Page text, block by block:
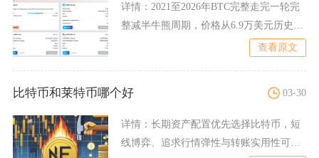
详情： 2021至2026年BTC完整走完一轮完
整减半牛熊周期，价格从6.9万美元历史高
查看原文
比特币和莱特币哪个好 03-30
详情： 长期资产配置优先选择比特币，短
线博弈、追求行情弹性与转账实用性可以